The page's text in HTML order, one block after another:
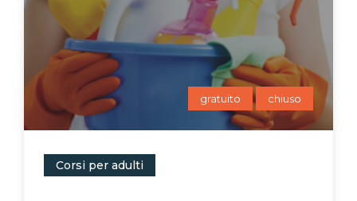
gratuito chiuso
Corsi per adulti